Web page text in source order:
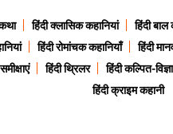
हिंदी क्लासिक कहानियां हिंदी
हिंदी रोमांचक कहानियाँ हिंदी
हिंदी थ्रिलर हिंदी कल्पित-
हिंदी क्राइम कहानी